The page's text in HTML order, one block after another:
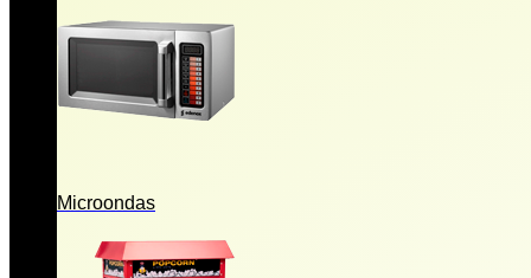
Microondas